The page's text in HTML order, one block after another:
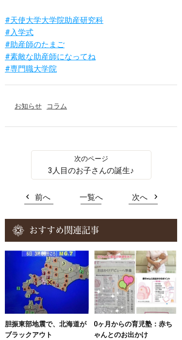
#天使大学大学院助産研究科
#入学式
#助産師のたまご
#素敵な助産師になってね
#専門職大学院
お知らせ コラム
3人目のお子さんの誕生♪
前へ 一覧へ 次へ
おすすめ関連記事
胆振東部地震で、北海道が
ブラックアウト
0ヶ月からの育児塾：赤ち
ゃんとのお出かけ